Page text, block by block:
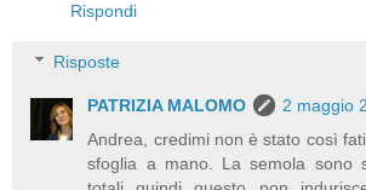
Rispondi
Risposte
PATRIZIA MALOMO
2 maggio
Andrea, credimi non è stato così
sfoglia a mano. La semola sono